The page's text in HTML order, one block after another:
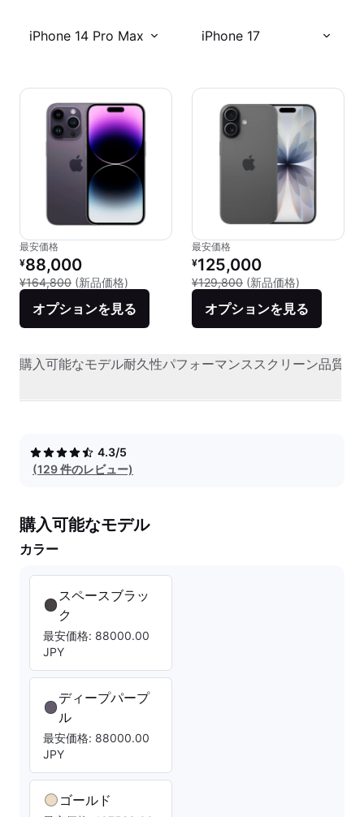
iPhone 14 Pro Max iPhone 17
最安価格
リファービッシュ品の価格：
¥88,000
¥164,800 (新品価格) 新品との比較：¥164,800
オプションを見る
最安価格
リファービッシュ品の価格：
¥125,000
¥129,800 (新品価格)
オプションを見る
購入可能なモデル耐久性パフォーマンススクリーン品質
4.3/5
(129 件のレビュー)
購入可能なモデル
カラー
スペースブラッ
ク
最安価格: 88000.00
JPY
ディープパープ
ル
最安価格: 88000.00
JPY
ゴールド